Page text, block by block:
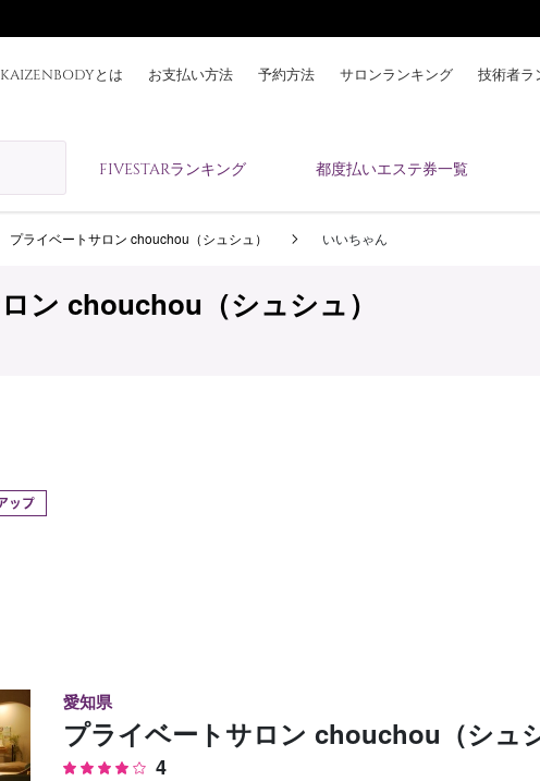
KAIZENBODYとは お支払い方法 予約方法 サロンランキング 技術者ラ
FIVESTARランキング 都度払いエステ券一覧
お支払い方法
予約方法
サロンランキング
アンケート
お気に入り
プライベートサロン chouchou（シュシュ） いいちゃん
ン chouchou（シュシュ）
ップ
愛知県
プライベートサロン chouchou（シュ
4